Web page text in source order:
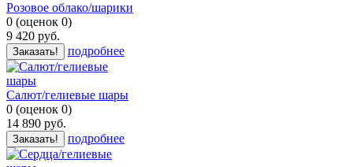
Розовое облако/шарики
0 (оценок 0)
9 420 руб.
Заказать! подробнее
Салют/гелиевые шары
0 (оценок 0)
14 890 руб.
Заказать! подробнее